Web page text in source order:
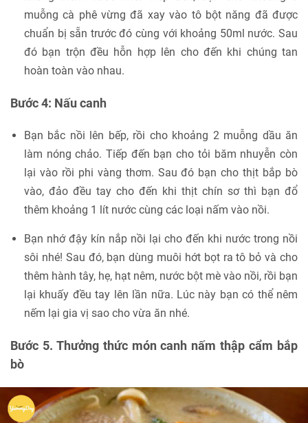
muỗng cà phê vừng đã xay vào tô bột năng đã được
chuẩn bị sẵn trước đó cùng với khoảng 50ml nước. Sau
đó bạn trộn đều hỗn hợp lên cho đến khi chúng tan
hoàn toàn vào nhau.
Bước 4: Nấu canh
Bạn bắc nồi lên bếp, rồi cho khoảng 2 muỗng dầu ăn
làm nóng chảo. Tiếp đến bạn cho tỏi băm nhuyễn còn
lại vào rồi phi vàng thơm. Sau đó bạn cho thịt bắp bò
vào, đảo đều tay cho đến khi thịt chín sơ thì bạn đổ
thêm khoảng 1 lít nước cùng các loại nấm vào nồi.
Bạn nhớ đậy kín nắp nồi lại cho đến khi nước trong nồi
sôi nhé! Sau đó, bạn dùng muôi hớt bọt ra tô bỏ và cho
thêm hành tây, hẹ, hạt nêm, nước bột mè vào nồi, rồi bạn
lại khuấy đều tay lên lần nữa. Lúc này bạn có thể nêm
nếm lại gia vị sao cho vừa ăn nhé.
Bước 5. Thưởng thức món canh nấm thập cẩm bắp
bò